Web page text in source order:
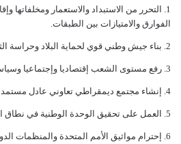
ﺍﻟﺘﺤﺮﺭ ﻣﻦ ﺍﻻﺳﺘﺒﺪﺍﺩ ﻭﺍﻻﺳﺘﻌﻤﺎﺭ ﻭﻣﺨﻠﻔﺎﺗﻬﺎ
ﺍﻟﻔﻮﺍﺭﻕ ﻭﺍﻻﻣﺘﻴﺎﺯﺍﺕ ﺑﻴﻦ ﺍﻟﻄﺒﻘﺎﺕ.
ﺑﻨﺎﺀ ﺟﻴﺶ ﻭﻃﻨﻲ ﻗﻮﻱ ﻟﺤﻤﺎﻳﺔ ﺍﻟﺒﻼﺩ ﻭﺣﺮﺍﺳﺔ
ﺭﻓﻊ ﻣﺴﺘﻮﻯ ﺍﻟﺸﻌﺐ ﺇﻗﺘﺼﺎﺩﻳﺎ ﻭﺇﺟﺘﻤﺎﻋﻴﺎ
ﺇﻧﺸﺎﺀ ﻣﺠﺘﻤﻊ ﺩﻳﻤﻘﺮﺍﻃﻲ ﺗﻌﺎﻭﻧﻲ ﻋﺎﺩﻝ
ﺍﻟﻌﻤﻞ ﻋﻠﻰ ﺗﺤﻘﻴﻖ ﺍﻟﻮﺣﺪﺓ ﺍﻟﻮﻃﻨﻴﺔ ﻓﻲ ﻧﻄﺎﻕ
ﺇﺣﺘﺮﺍﻡ ﻣﻮﺍﺛﻴﻖ الأﻣﻢ ﺍﻟﻤﺘﺤﺪﺓ ﻭﺍﻟﻤﻨﻈﻤﺎﺕ